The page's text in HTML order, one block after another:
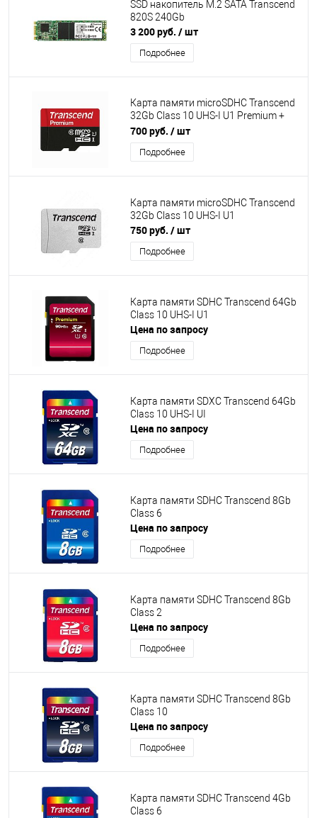
SSD накопитель M.2 SATA Transcend
820S 240Gb
3 200 руб. / шт
Подробнее
Карта памяти microSDHC Transcend
32Gb Class 10 UHS-I U1 Premium +
adapter
700 руб. / шт
Подробнее
Карта памяти microSDHC Transcend
32Gb Class 10 UHS-I U1
750 руб. / шт
Подробнее
Карта памяти SDHC Transcend 64Gb
Class 10 UHS-I U1
Цена по запросу
Подробнее
Карта памяти SDXC Transcend 64Gb
Class 10 UHS-I UI
Цена по запросу
Подробнее
Карта памяти SDHC Transcend 8Gb
Class 6
Цена по запросу
Подробнее
Карта памяти SDHC Transcend 8Gb
Class 2
Цена по запросу
Подробнее
Карта памяти SDHC Transcend 8Gb
Class 10
Цена по запросу
Подробнее
Карта памяти SDHC Transcend 4Gb
Class 6